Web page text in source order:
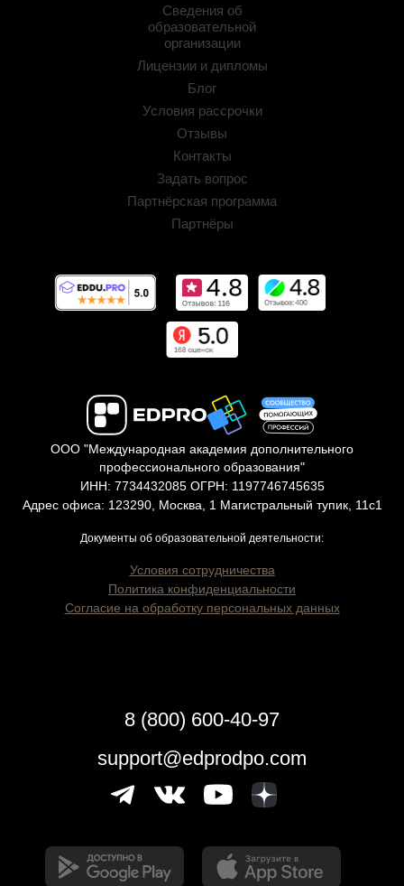
Сведения об
образовательной
организации
Лицензии и дипломы
Блог
Условия рассрочки
Отзывы
Контакты
Задать вопрос
Партнёрская программа
Партнёры
ООО "Международная академия дополнительного
профессионального образования"
ИНН: 7734432085 ОГРН: 1197746745635
Адрес офиса: 123290, Москва, 1 Магистральный тупик, 11с1
Документы об образовательной деятельности:
Условия сотрудничества
Политика конфиденциальности
Согласие на обработку персональных данных
8 (800) 600-40-97
support@edprodpo.com